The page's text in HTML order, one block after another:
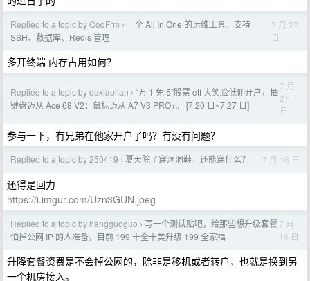
Replied to a topic by CodFrm › 一个 All In One 的运维工具，支持
SSH、数据库、Redis 管理
7 月 27
日
多开终端 内存占用如何？
Replied to a topic by daxiaolian › “万 1 免 5”股票 etf 大笑脸低佣开户，抽
键盘迈从 Ace 68 V2；鼠标迈从 A7 V3 PRO+。 [7.20 日~7.27 日]
7 月
27
日
参与一下，有兄弟在他家开户了吗？有没有问题？
Replied to a topic by 250419 › 夏天除了穿洞洞鞋，还能穿什么？ 7 月 16 日
还得是回力
https://i.imgur.com/Uzn3GUN.jpeg
Replied to a topic by hangguoguo › 写一个测试贴吧，给那些想升级套餐
怕掉公网 IP 的人准备，目前 199 十全十美升级 199 全家福
7 月
16 日
升降套餐资费是不会掉公网的，除非是移机或者转户，也就是换到另
一个机房接入。